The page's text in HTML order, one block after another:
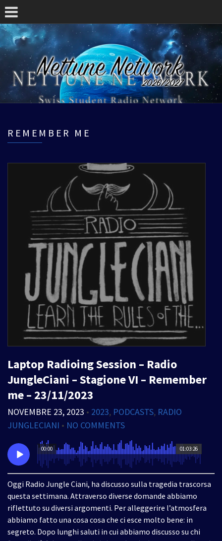
REMEMBER ME
Laptop Radioing Session – Radio
JungleCiani – Stagione VI – Remember
me – 23/11/2023
NOVEMBRE 23, 2023 • 2023, PODCASTS, RADIO
JUNGLECIANI • NO COMMENTS
01:03:26
00:00
Oggi Radio Jungle Ciani, ha discusso sulla tragedia trascorsa
questa settimana. Attraverso diverse domande abbiamo
riflettuto su diversi argomenti. Per alleggerire l’atmosfera
abbiamo fatto una cosa cosa che ci esce molto bene: in
segreto. Dopo lunghi saluti in cui abbiamo discusso su chi